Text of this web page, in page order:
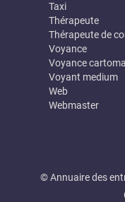
Taxi
Thérapeute
Thérapeute de
Voyance
Voyance
Voyant medium
Web
Webmaster
© Annuaire des